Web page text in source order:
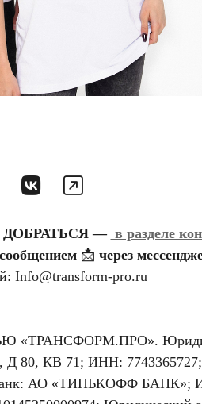
— в разделе
📩 через
Info@transform-prо.ru
КВ 71; ИНН: 7743365727;
Банк: АО «ТИНЬКОФФ БАНК»;